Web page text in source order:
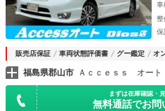
車
整
保
販売店保証 車両状態評価書 グー鑑定 オ
福島県郡山市 Ａｃｃｅｓｓ オー
まずは在庫確認・
無料通話でお問